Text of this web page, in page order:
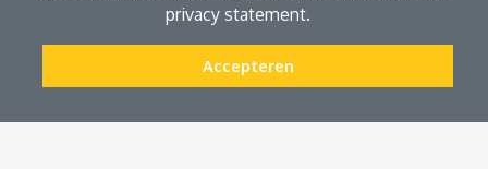
privacy statement.
Accepteren